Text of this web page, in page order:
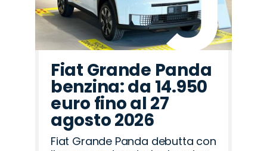
Fiat Grande Panda
benzina: da 14.950
euro fino al 27
agosto 2026
Fiat Grande Panda debutta con